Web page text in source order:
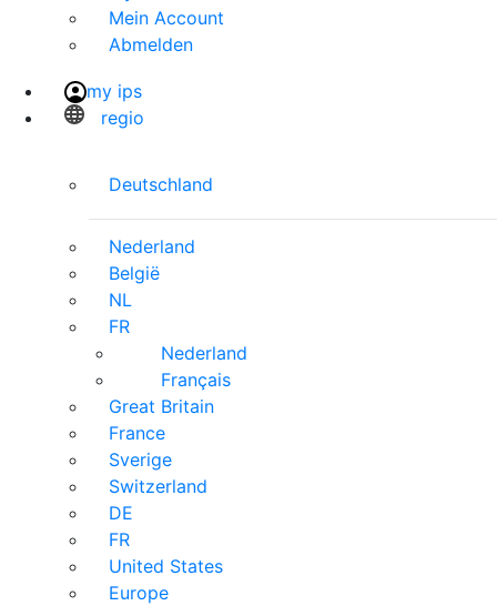
Mein Account
Abmelden
my ips
regio
Deutschland
Nederland
België
NL
FR
Nederland
Français
Great Britain
France
Sverige
Switzerland
DE
FR
United States
Europe